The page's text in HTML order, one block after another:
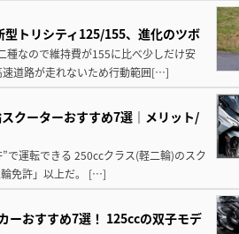
トリシティ125/155、進化のツボ
なので維持費が155に比べ少しだけ安
速道路が走れないため行動範囲[…]
クーターおすすめ7選｜メリット/
で運転できる 250ccクラス(軽二輪)のスク
輪免許」以上だ。 […]
ーおすすめ7選！ 125ccの双子モデ